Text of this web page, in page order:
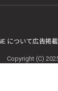
について広告掲
Copyright (C)